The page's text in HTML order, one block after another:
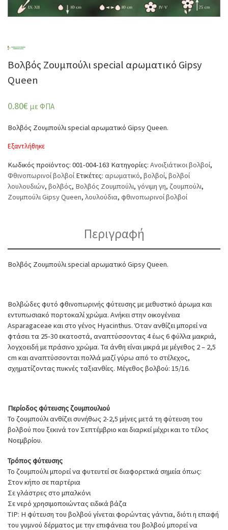
Βολβός Ζουμπούλι special αρωματικό Gipsy
Queen
0.80€ με ΦΠΑ
Βολβός Ζουμπούλι special αρωματικό Gipsy Queen.
Εξαντλήθηκε
Κωδικός προϊόντος: 001-004-163 Κατηγορίες: Ανοιξιάτικοι βολβοί,
Φθινοπωρινοί βολβοί Ετικέτες: αρωματικό, βολβοί, βολβοί
λουλουδιών, βολβός, Βολβός Ζουμπούλι, γόνιμη γη, ζουμπούλι,
Ζουμπούλι Gipsy Queen, λουλούδια, φθινοπωρινοί βολβοί
Περιγραφή
Βολβός Ζουμπούλι special αρωματικό Gipsy Queen.
Βολβώδες φυτό φθινοπωρινής φύτευσης με μεθυστικό άρωμα και
εντυπωσιακό πορτοκαλί χρώμα. Ανήκει στην οικογένεια
Asparagaceae και στο γένος Hyacinthus. Όταν ανθίζει μπορεί να
φτάσει τα 25-30 εκατοστά, αναπτύσσοντας 4 έως 6 φύλλα μακριά,
λογχοειδή με πράσινο χρώμα. Τα άνθη είναι μικρά με μέγεθος 2 – 2,5
cm και αναπτύσσονται πολλά μαζί γύρω από το στέλεχος,
σχηματίζοντας πυκνές ταξιανθίες. Μέγεθος βολβού: 15/16.
Περίοδος φύτευσης ζουμπουλιού
Το ζουμπούλι ανθίζει συνήθως 2-2,5 μήνες μετά τη φύτευση του
βολβού που ξεκινά τον Σεπτέμβριο και διαρκεί μέχρι και το τέλος
Νοεμβρίου.
Τρόπος φύτευσης
Το ζουμπούλι μπορεί να φυτευτεί σε διαφορετικά σημεία όπως:
Στον κήπο σε παρτέρια
Σε γλάστρες στο μπαλκόνι
Σε νερό χρησιμοποιώντας ειδικά βάζα
TIP: Η φύτευση του βολβού γίνεται φορώντας γάντια, διότι η επαφή
του γυμνού δέρματος με την επιφάνεια του βολβού μπορεί να